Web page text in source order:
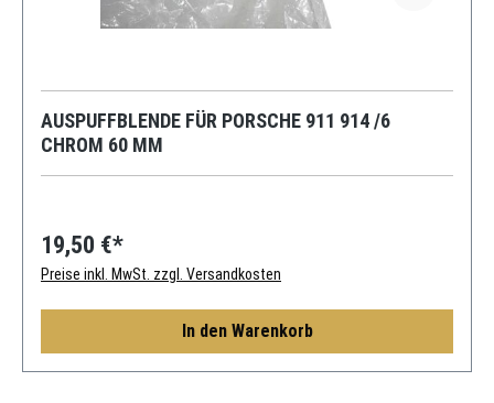
AUSPUFFBLENDE FÜR PORSCHE 911 914 /6
CHROM 60 MM
19,50 €*
Preise inkl. MwSt. zzgl. Versandkosten
In den Warenkorb